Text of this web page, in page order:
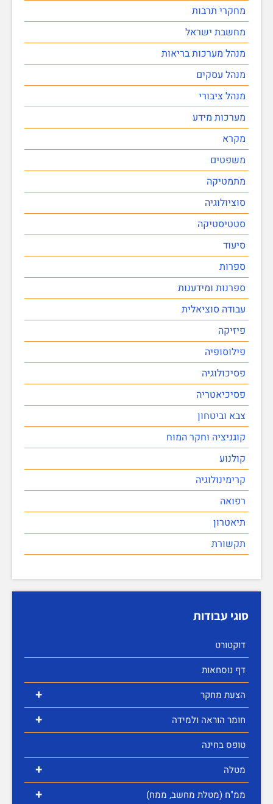
מחקרי תרבות
מחשבת ישראל
מנהל מערכות בריאות
מנהל עסקים
מנהל ציבורי
מערכות מידע
מקרא
משפטים
מתמטיקה
סוציולוגיה
סטטיסטיקה
סיעוד
ספרות
ספרנות ומידענות
עבודה סוציאלית
פיזיקה
פילוסופיה
פסיכולוגיה
פסיכיאטריה
צבא וביטחון
קוגניציה וחקר המוח
קולנוע
קרימינולוגיה
רפואה
תיאטרון
תקשורת
סוגי עבודות
דוקטורט
דף נוסחאות
+ הצעת מחקר
+
חומר הוראה ולמידה
טופס בחינה
+ מטלה
+ ממ"ח (מטלת מחשב, ממח)